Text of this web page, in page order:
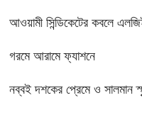
‎আওয়ামী সিন্ডিকেটের কবলে
গরমে আরামে ফ্যাশনে
নব্বই দশকের প্রেমে ও সালমান